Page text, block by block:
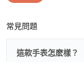
常見問題
這款手表怎麽樣？